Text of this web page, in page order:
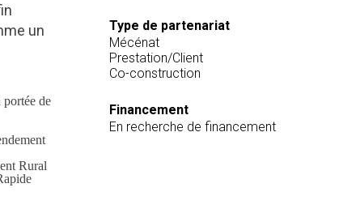
un
portée de
Rural
Type de partenariat
Mécénat
Prestation/Client
Co-construction
Financement
En recherche de financement